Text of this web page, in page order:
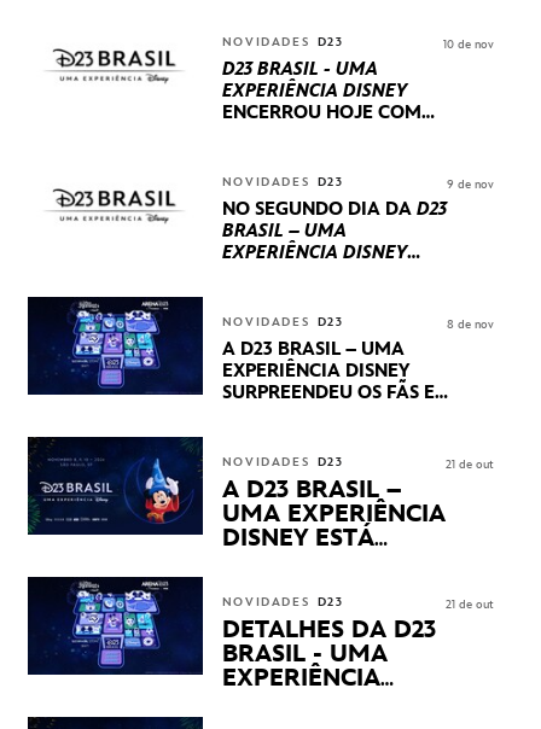
NOVIDADES D23
D23 BRASIL - UMA
EXPERIÊNCIA DISNEY
ENCERROU HOJE COM
INTERNACIONAIS E
PRODUÇÕES BRASILEIRAS
10 de nov
NOVIDADES D23
NO SEGUNDO DIA DA D23
BRASIL – UMA
EXPERIÊNCIA DISNEY
STUDIOS REVELARAM
PRÉVIAS E NOVIDADES
DOS SEUS PRÓXIMOS
LANÇAMENTOS
9 de nov
NOVIDADES D23
A D23 BRASIL – UMA
EXPERIÊNCIA DISNEY
SURPREENDEU OS FÃS EM
APRESENTAÇÕES E
PRODUTOS EXCLUSIVOS
NO TRANSAMÉRICA EXPO
CENTER EM SÃO PAULO
8 de nov
NOVIDADES D23
A D23 BRASIL –
UMA EXPERIÊNCIA
DISNEY ESTÁ
21 de out
NOVIDADES D23
DETALHES DA D23
BRASIL - UMA
EXPERIÊNCIA
21 de out